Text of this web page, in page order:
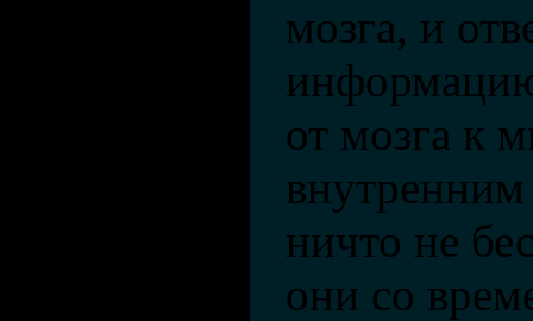
мозга, и
от мозга к
ничто не
они со